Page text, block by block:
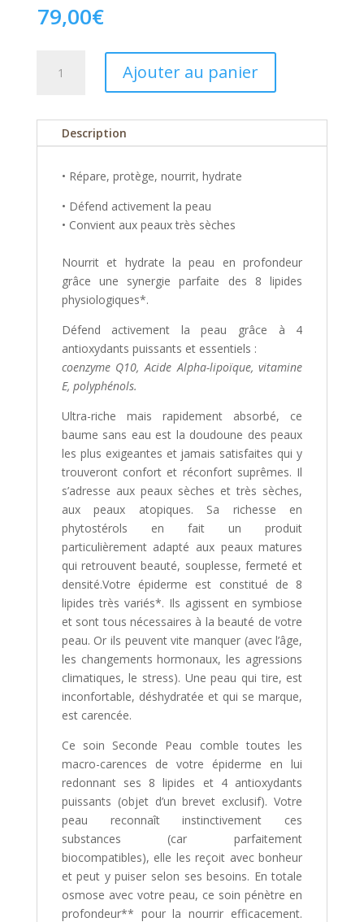
79,00€
Lodesse
matures
sèches
Ajouter au panier
Description
• Répare, protège, nourrit, hydrate
• Défend activement la peau
• Convient aux peaux très sèches
Nourrit et hydrate la peau en profondeur
grâce une synergie parfaite des 8 lipides
physiologiques*.
Défend activement la peau grâce à 4
antioxydants puissants et essentiels :
coenzyme Q10, Acide Alpha-lipoïque, vitamine
E, polyphénols.
Ultra-riche mais rapidement absorbé, ce
baume sans eau est la doudoune des peaux
les plus exigeantes et jamais satisfaites qui y
trouveront confort et réconfort suprêmes. Il
s’adresse aux peaux sèches et très sèches,
aux peaux atopiques. Sa richesse en
phytostérols en fait un produit
particulièrement adapté aux peaux matures
qui retrouvent beauté, souplesse, fermeté et
densité.Votre épiderme est constitué de 8
lipides très variés*. Ils agissent en symbiose
et sont tous nécessaires à la beauté de votre
peau. Or ils peuvent vite manquer (avec l’âge,
les changements hormonaux, les agressions
climatiques, le stress). Une peau qui tire, est
inconfortable, déshydratée et qui se marque,
est carencée.
Ce soin Seconde Peau comble toutes les
macro-carences de votre épiderme en lui
redonnant ses 8 lipides et 4 antioxydants
puissants (objet d’un brevet exclusif). Votre
peau reconnaît instinctivement ces
substances (car parfaitement
biocompatibles), elle les reçoit avec bonheur
et peut y puiser selon ses besoins. En totale
osmose avec votre peau, ce soin pénètre en
profondeur** pour la nourrir efficacement.